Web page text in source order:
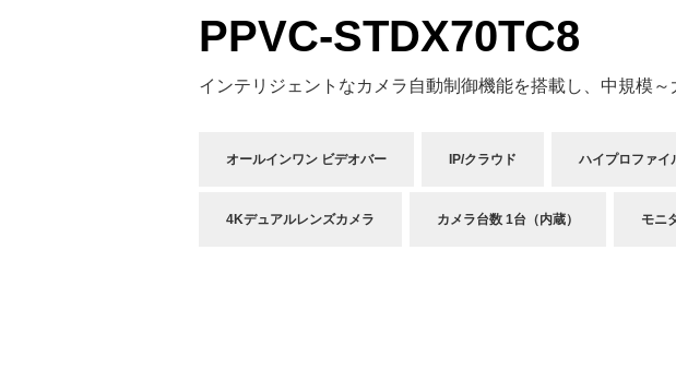
PPVC-STDX70TC8
インテリジェントなカメラ自動制御機能を搭載し、中規模
オールインワン ビデオバー IP/クラウド ハイプロファイ
4Kデュアルレンズカメラ カメラ台数 1台（内蔵） モニ